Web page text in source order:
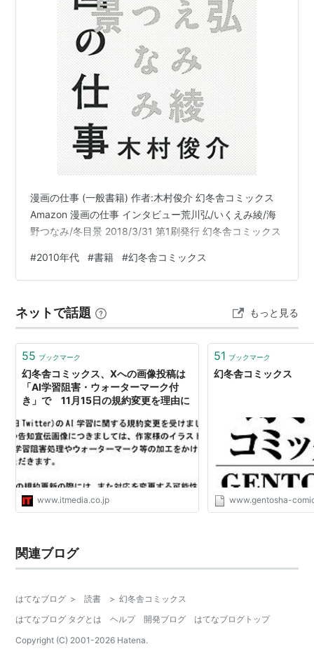
漫画の仕事 (一般書籍) 作者:木村俊介 幻冬舎コミックス
Amazon 漫画の仕事 インタビュー荒川弘/いくえみ綾/海
野つなみ/冬目景 2018/3/31 第1刷発行 幻冬舎コミックス
#2010年代 #書籍 #幻冬舎コミックス
ネットで話題 もっと見る
55 ブックマーク
幻冬舎コミックス、Xへの画像投稿は
「AI学習阻害・ウォーターマーク付
き」で 11月15日の規約変更を理由に
www.itmedia.co.jp
51 ブックマーク
幻冬舎コミックス
www.gentosha-
関連ブログ
はてなブログ > 読書 > 幻冬舎コミックス
はてなブログ タグとは
ヘルプ 開発ブログ
はてなブログトップ
Copyright (C) 2001-2026 Hatena.